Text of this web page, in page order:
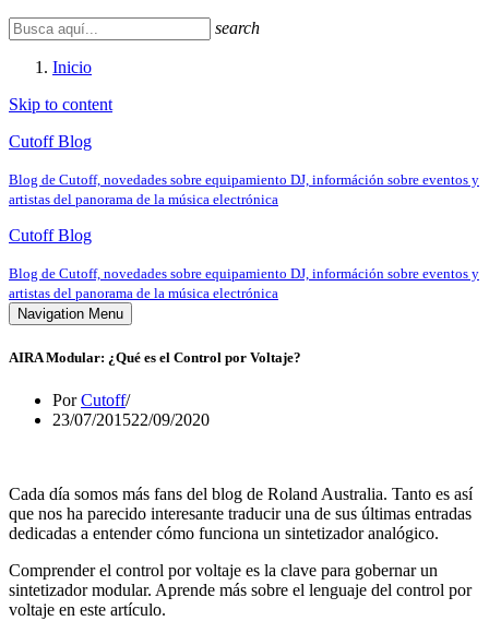
search
Inicio
Skip to content
Cutoff Blog
Blog de Cutoff, novedades sobre equipamiento DJ, információn sobre eventos y
artistas del panorama de la música electrónica
Cutoff Blog
Blog de Cutoff, novedades sobre equipamiento DJ, információn sobre eventos y
artistas del panorama de la música electrónica
Navigation Menu
AIRA Modular: ¿Qué es el Control por Voltaje?
PorCutoff
23/07/201522/09/2020
Cada día somos más fans del blog de Roland Australia. Tanto es así
que nos ha parecido interesante traducir una de sus últimas entradas
dedicadas a entender cómo funciona un sintetizador analógico.
Comprender el control por voltaje es la clave para gobernar un
sintetizador modular. Aprende más sobre el lenguaje del control por
voltaje en este artículo.